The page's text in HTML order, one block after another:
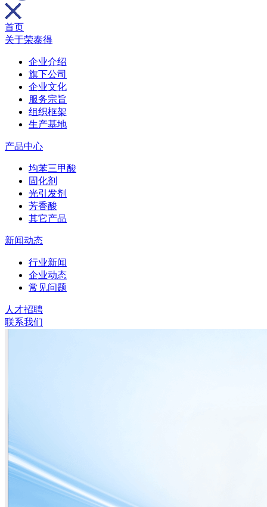
首页
关于荣泰得
企业介绍
旗下公司
企业文化
服务宗旨
组织框架
生产基地
产品中心
均苯三甲酸
固化剂
光引发剂
芳香酸
其它产品
新闻动态
行业新闻
企业动态
常见问题
人才招聘
联系我们